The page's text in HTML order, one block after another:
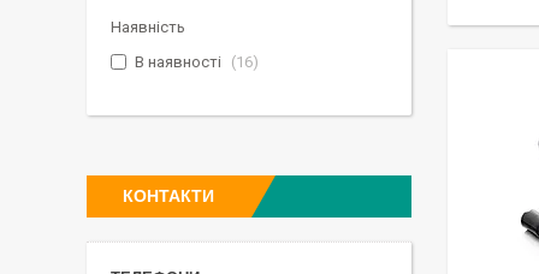
Наявність
В наявності
16
КОНТАКТИ